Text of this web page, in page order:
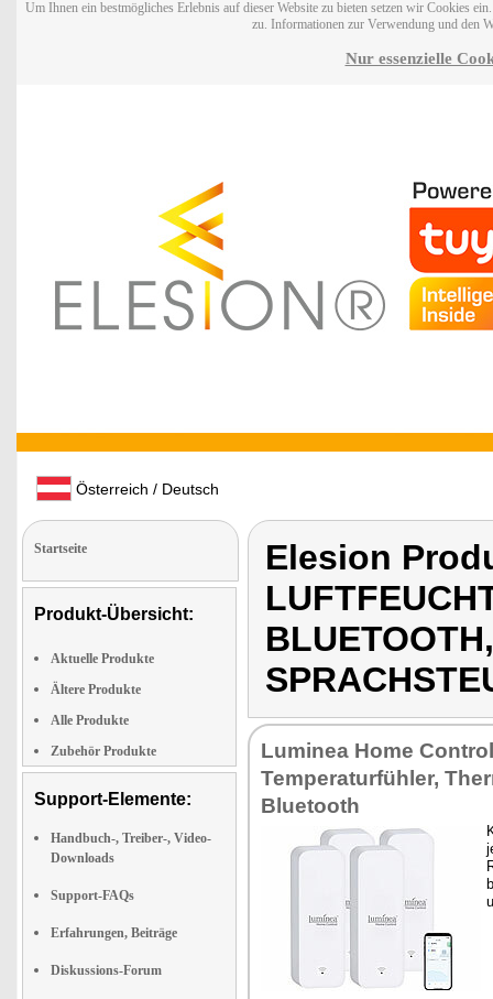
Um Ihnen ein bestmögliches Erlebnis auf dieser Website zu bieten setzen wir Cookies
zu. Informationen zur Verwendung und den
Nur essenzielle
Österreich / Deutsch
Startseite
Produkt-Übersicht:
Aktuelle Produkte
Ältere Produkte
Alle Produkte
Zubehör Produkte
Support-Elemente:
Handbuch-, Treiber-, Video-
Downloads
Support-FAQs
Erfahrungen, Beiträge
Diskussions-Forum
Elesion
Luminea Home
Temperaturfühler,
Bluetooth